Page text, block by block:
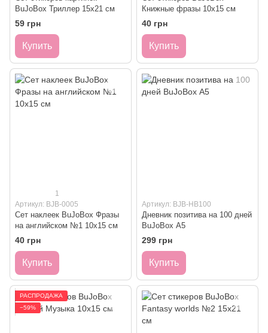
BuJoBox Триллер 15х21 см
59 грн
Купить
Книжные фразы 10х15 см
40 грн
Купить
1
Артикул: BJB-0005
Сет наклеек BuJoBox Фразы
на английском №1 10х15 см
40 грн
Купить
Артикул: BJB-HB100
Дневник позитива на 100 дней
BuJoBox А5
299 грн
Купить
РАСПРОДАЖА
−59%